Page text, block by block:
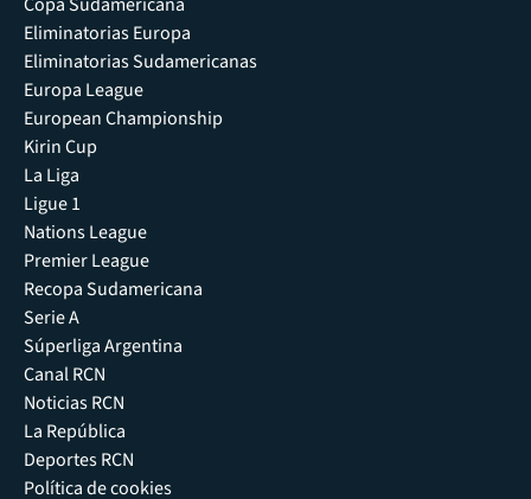
Eliminatorias Europa
Eliminatorias Sudamericanas
Europa League
European Championship
Kirin Cup
La Liga
Ligue 1
Nations League
Premier League
Recopa Sudamericana
Serie A
Súperliga Argentina
Canal RCN
Noticias RCN
La República
Deportes RCN
Política de cookies